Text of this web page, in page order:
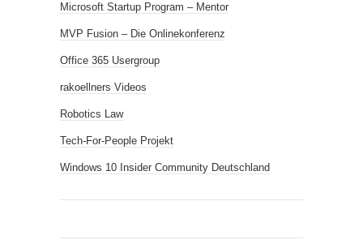
Microsoft Startup Program – Mentor
MVP Fusion – Die Onlinekonferenz
Office 365 Usergroup
rakoellners Videos
Robotics Law
Tech-For-People Projekt
Windows 10 Insider Community Deutschland